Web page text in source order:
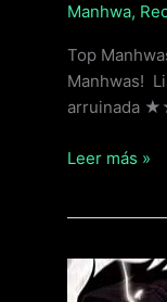
Manhwa,
Top
Manhwas!
arruinada
Leer más »
TOP